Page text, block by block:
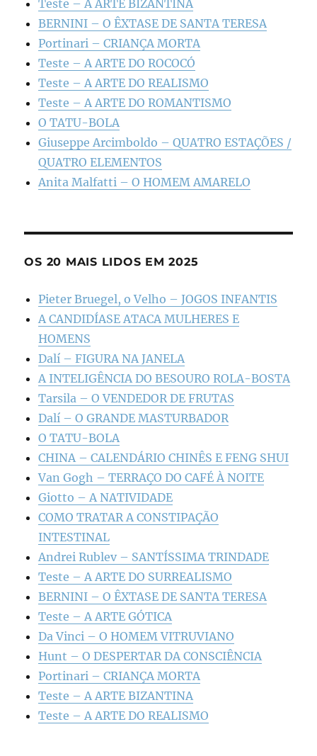
Teste – A ARTE BIZANTINA
BERNINI – O ÊXTASE DE SANTA TERESA
Portinari – CRIANÇA MORTA
Teste – A ARTE DO ROCOCÓ
Teste – A ARTE DO REALISMO
Teste – A ARTE DO ROMANTISMO
O TATU-BOLA
Giuseppe Arcimboldo – QUATRO ESTAÇÕES /
QUATRO ELEMENTOS
Anita Malfatti – O HOMEM AMARELO
OS 20 MAIS LIDOS EM 2025
Pieter Bruegel, o Velho – JOGOS INFANTIS
A CANDIDÍASE ATACA MULHERES E
HOMENS
Dalí – FIGURA NA JANELA
A INTELIGÊNCIA DO BESOURO ROLA-BOSTA
Tarsila – O VENDEDOR DE FRUTAS
Dalí – O GRANDE MASTURBADOR
O TATU-BOLA
CHINA – CALENDÁRIO CHINÊS E FENG SHUI
Van Gogh – TERRAÇO DO CAFÉ À NOITE
Giotto – A NATIVIDADE
COMO TRATAR A CONSTIPAÇÃO
INTESTINAL
Andrei Rublev – SANTÍSSIMA TRINDADE
Teste – A ARTE DO SURREALISMO
BERNINI – O ÊXTASE DE SANTA TERESA
Teste – A ARTE GÓTICA
Da Vinci – O HOMEM VITRUVIANO
Hunt – O DESPERTAR DA CONSCIÊNCIA
Portinari – CRIANÇA MORTA
Teste – A ARTE BIZANTINA
Teste – A ARTE DO REALISMO